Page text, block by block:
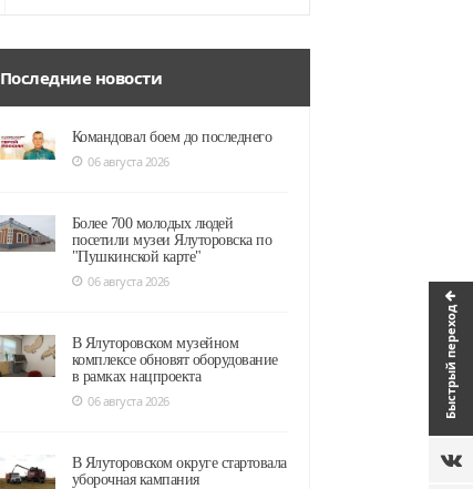
Быстрый переход
Последние новости
Командовал боем до последнего
06 августа 2026
Более 700 молодых людей
посетили музеи Ялуторовска по
"Пушкинской карте"
06 августа 2026
В Ялуторовском музейном
комплексе обновят оборудование
в рамках нацпроекта
06 августа 2026
В Ялуторовском округе стартовала
уборочная кампания